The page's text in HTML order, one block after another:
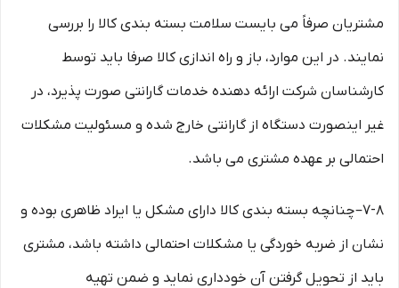
مشتریان صرفاً می بایست سلامت بسته بندی کالا را بررسی
نمایند. در این موارد، باز و راه اندازی کالا صرفا باید توسط
کارشناسان شرکت ارائه دهنده خدمات گارانتی صورت پذیرد، در
غیر اینصورت دستگاه از گارانتی خارج شده و مسئولیت مشکلات
احتمالی بر عهده مشتری می باشد.
۷-۸– چنانچه بسته بندی کالا دارای مشکل یا ایراد ظاهری بوده و
نشان از ضربه خوردگی یا مشکلات احتمالی داشته باشد، مشتری
باید از تحویل گرفتن آن خودداری نماید و ضمن تهیه